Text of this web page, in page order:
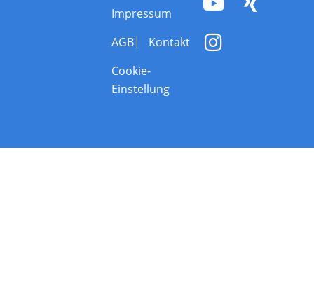
Impressum
AGB
Kontakt
Cookie-
Einstellung